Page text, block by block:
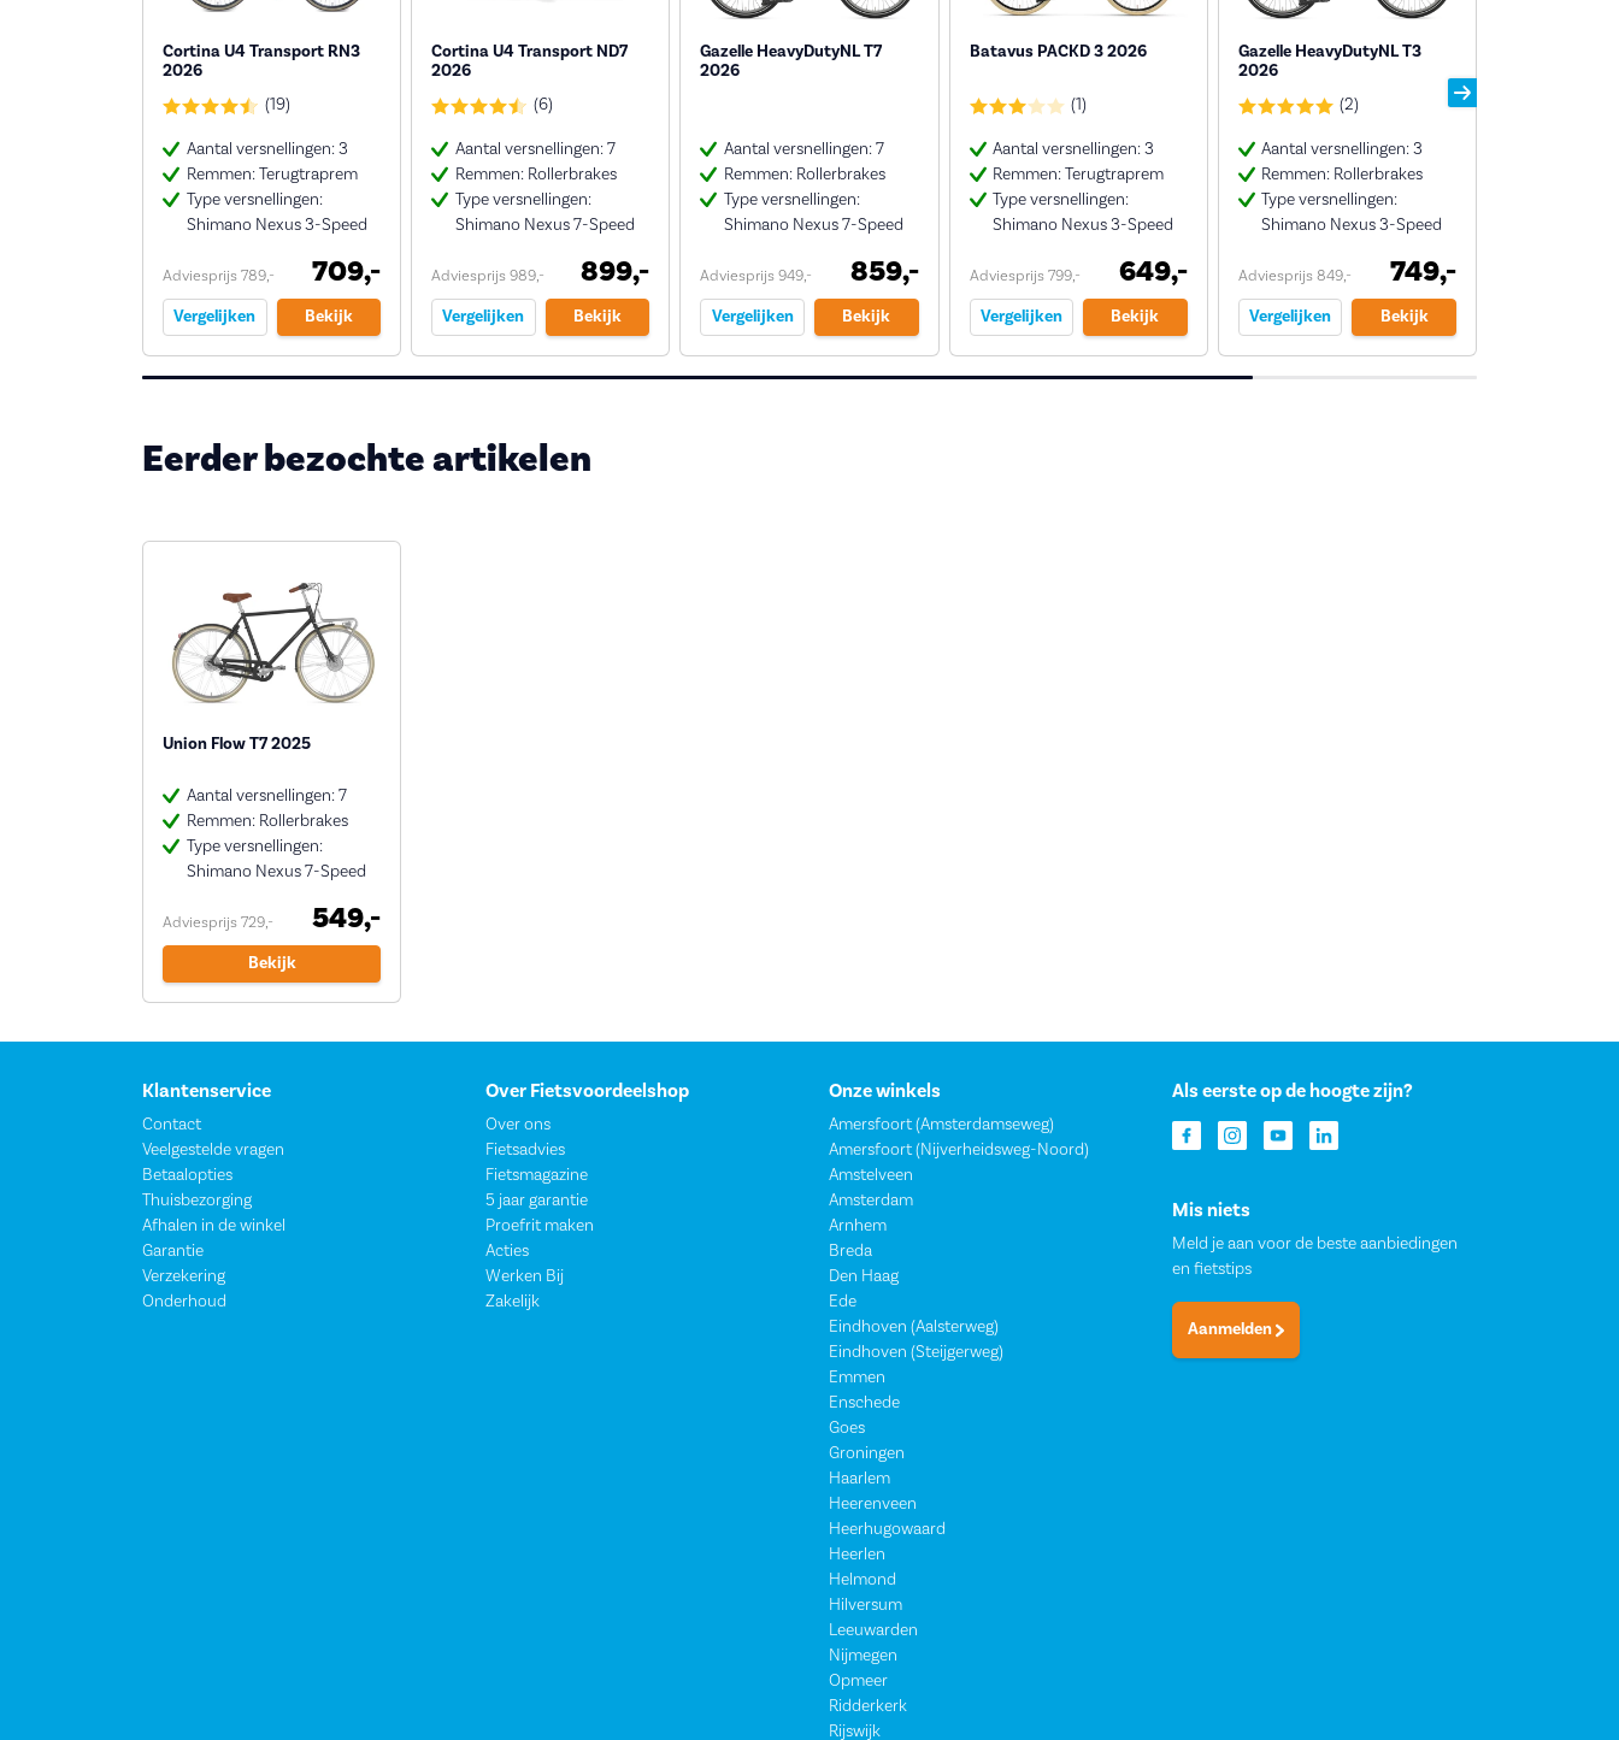
Cortina U4 Transport RN3
2026
(19)
Aantal versnellingen: 3
Remmen: Terugtraprem
Type versnellingen:
Shimano Nexus 3-Speed
Adviesprijs 789,- 709,-
Vergelijken Bekijk
Cortina U4 Transport ND7
2026
(6)
Aantal versnellingen: 7
Remmen: Rollerbrakes
Type versnellingen:
Shimano Nexus 7-Speed
Adviesprijs 989,- 899,-
Vergelijken Bekijk
Gazelle HeavyDutyNL T7
2026
Aantal versnellingen: 7
Remmen: Rollerbrakes
Type versnellingen:
Shimano Nexus 7-Speed
Adviesprijs 949,- 859,-
Vergelijken Bekijk
Batavus PACKD 3 2026
(1)
Aantal versnellingen: 3
Remmen: Terugtraprem
Type versnellingen:
Shimano Nexus 3-Speed
Adviesprijs 799,- 649,-
Vergelijken Bekijk
Gazelle HeavyDutyNL T3
2026
(2)
Aantal versnellingen: 3
Remmen: Rollerbrakes
Type versnellingen:
Shimano Nexus 3-Speed
Adviesprijs 849,- 749,-
Vergelijken Bekijk
Eerder bezochte artikelen
Union Flow T7 2025
Aantal versnellingen: 7
Remmen: Rollerbrakes
Type versnellingen:
Shimano Nexus 7-Speed
Adviesprijs 729,- 549,-
Bekijk
Klantenservice
Contact
Veelgestelde vragen
Betaalopties
Thuisbezorging
Afhalen in de winkel
Garantie
Verzekering
Onderhoud
Over Fietsvoordeelshop
Over ons
Fietsadvies
Fietsmagazine
5 jaar garantie
Proefrit maken
Acties
Werken Bij
Zakelijk
Onze winkels
Amersfoort (Amsterdamseweg)
Amersfoort (Nijverheidsweg-Noord)
Amstelveen
Amsterdam
Arnhem
Breda
Den Haag
Ede
Eindhoven (Aalsterweg)
Eindhoven (Steijgerweg)
Emmen
Enschede
Goes
Groningen
Haarlem
Heerenveen
Heerhugowaard
Heerlen
Helmond
Hilversum
Leeuwarden
Nijmegen
Opmeer
Ridderkerk
Rijswijk
Als eerste op de hoogte zijn?
Mis niets
Meld je aan voor de beste aanbiedingen
en fietstips
Aanmelden